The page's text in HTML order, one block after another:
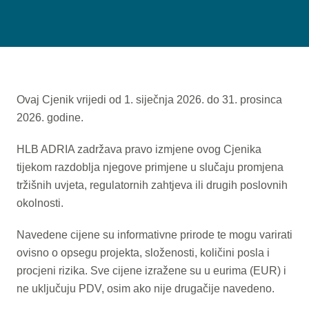
Ovaj Cjenik vrijedi od 1. siječnja 2026. do 31. prosinca
2026. godine.
HLB ADRIA zadržava pravo izmjene ovog Cjenika
tijekom razdoblja njegove primjene u slučaju promjena
tržišnih uvjeta, regulatornih zahtjeva ili drugih poslovnih
okolnosti.
Navedene cijene su informativne prirode te mogu varirati
ovisno o opsegu projekta, složenosti, količini posla i
procjeni rizika. Sve cijene izražene su u eurima (EUR) i
ne uključuju PDV, osim ako nije drugačije navedeno.